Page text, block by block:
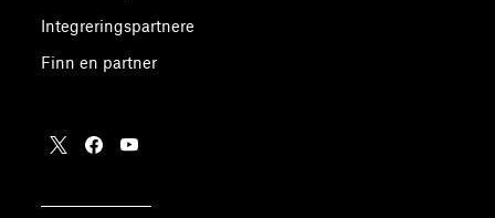
Integreringspartnere
Finn en partner